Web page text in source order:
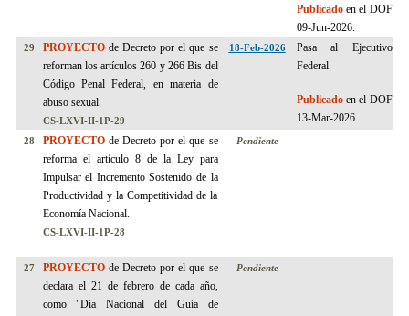
Publicadoen el DOF
09-Jun-2026.
29 PROYECTOde Decreto por el que se
reforman los artículos 260 y 266 Bis del
Código Penal Federal, en materia de
abuso sexual.
CS-LXVI-II-1P-29
18-Feb-2026
Pasa al Ejecutivo
Federal.
Publicadoen el DOF
13-Mar-2026.
28 PROYECTOde Decreto por el que se
reforma el artículo 8 de la Ley para
Impulsar el Incremento Sostenido de la
Productividad y la Competitividad de la
Economía Nacional.
CS-LXVI-II-1P-28
Pendiente
27 PROYECTOde Decreto por el que se
declara el 21 de febrero de cada año,
como "Día Nacional del Guía de
Pendiente